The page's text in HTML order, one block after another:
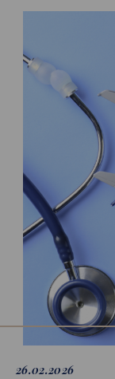
26.02.2026